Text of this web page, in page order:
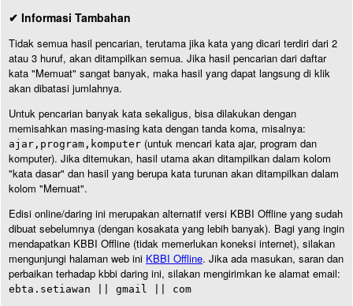
✔ Informasi Tambahan
Tidak semua hasil pencarian, terutama jika kata yang dicari terdiri dari 2
atau 3 huruf, akan ditampilkan semua. Jika hasil pencarian dari daftar
kata "Memuat" sangat banyak, maka hasil yang dapat langsung di klik
akan dibatasi jumlahnya.
Untuk pencarian banyak kata sekaligus, bisa dilakukan dengan
memisahkan masing-masing kata dengan tanda koma, misalnya:
ajar,program,komputer (untuk mencari kata ajar, program dan
komputer). Jika ditemukan, hasil utama akan ditampilkan dalam kolom
"kata dasar" dan hasil yang berupa kata turunan akan ditampilkan dalam
kolom "Memuat".
Edisi online/daring ini merupakan alternatif versi KBBI Offline yang sudah
dibuat sebelumnya (dengan kosakata yang lebih banyak). Bagi yang ingin
mendapatkan KBBI Offline (tidak memerlukan koneksi internet), silakan
mengunjungi halaman web ini KBBI Offline. Jika ada masukan, saran dan
perbaikan terhadap kbbi daring ini, silakan mengirimkan ke alamat email:
ebta.setiawan || gmail || com